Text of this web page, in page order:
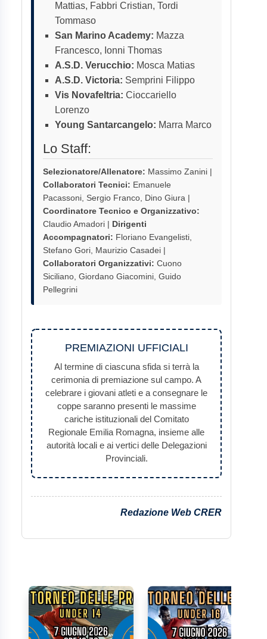
Mattias, Fabbri Cristian, Tordi
Tommaso
San Marino Academy: Mazza
Francesco, Ionni Thomas
A.S.D. Verucchio: Mosca Matias
A.S.D. Victoria: Semprini Filippo
Vis Novafeltria: Cioccariello
Lorenzo
Young Santarcangelo: Marra Marco
Lo Staff:
Selezionatore/Allenatore: Massimo Zanini |
Collaboratori Tecnici: Emanuele
Pacassoni, Sergio Franco, Dino Giura |
Coordinatore Tecnico e Organizzativo:
Claudio Amadori | Dirigenti
Accompagnatori: Floriano Evangelisti,
Stefano Gori, Maurizio Casadei |
Collaboratori Organizzativi: Cuono
Siciliano, Giordano Giacomini, Guido
Pellegrini
PREMIAZIONI UFFICIALI
Al termine di ciascuna sfida si terrà la
cerimonia di premiazione sul campo. A
celebrare i giovani atleti e a consegnare le
coppe saranno presenti le massime
cariche istituzionali del Comitato
Regionale Emilia Romagna, insieme alle
autorità locali e ai vertici delle Delegazioni
Provinciali.
Redazione Web CRER